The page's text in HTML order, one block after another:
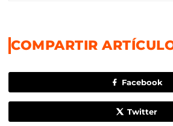
COMPARTIR
Facebook
Twitter